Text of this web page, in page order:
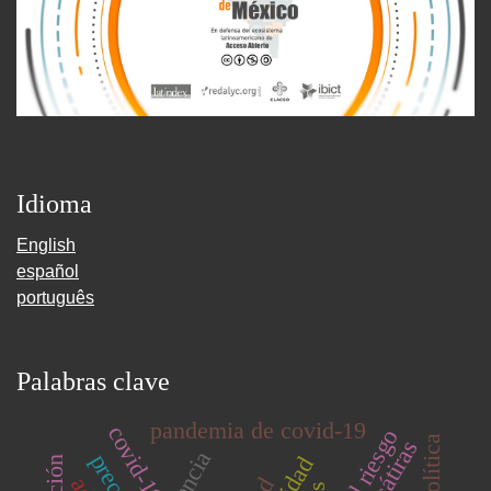
Idioma
English
español
português
Palabras clave
covid-19 sátiras
pandemia de covid-19